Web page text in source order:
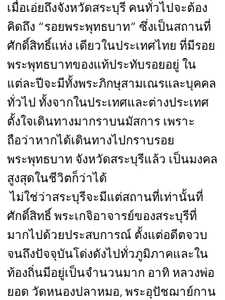
เมื่อเอ่ยถึงจังหวัดสระบุรี คนทั่วไปจะต้อง
คิดถึง “รอยพระพุทธบาท” ซึ่งเป็นสถานที่
ศักดิ์สิทธิ์แห่ง เดียวในประเทศไทย ที่มีรอย
พระพุทธบาทของแท้ประทับรอยอยู่ ใน
แต่ละปีจะมีทั้งพระภิกษุสามเณรและบุคคล
ทั่วไป ทั้งจากในประเทศและต่างประเทศ
ตั้งใจเดินทางมากราบนมัสการ เพราะ
ถือว่าหากได้เดินทางไปกราบรอย
พระพุทธบาท จังหวัดสระบุรีแล้ว เป็นมงคล
สูงสุดในชีวิตก็ว่าได้
ไม่ใช่ว่าสระบุรีจะมีแต่สถานที่เท่านั้นที่
ศักดิ์สิทธิ์ พระเกจิอาจารย์ของสระบุรีที่
มากไปด้วยประสบการณ์ ตั้งแต่อดีตจวบ
จนถึงปัจจุบันโด่งดังไปทั่วภูมิภาคและใน
ท้องถิ่นมีอยู่เป็นจำนวนมาก อาทิ หลวงพ่อ
ยอด วัดหนองปลาหมอ, พระอุปัชฌาย์กาน